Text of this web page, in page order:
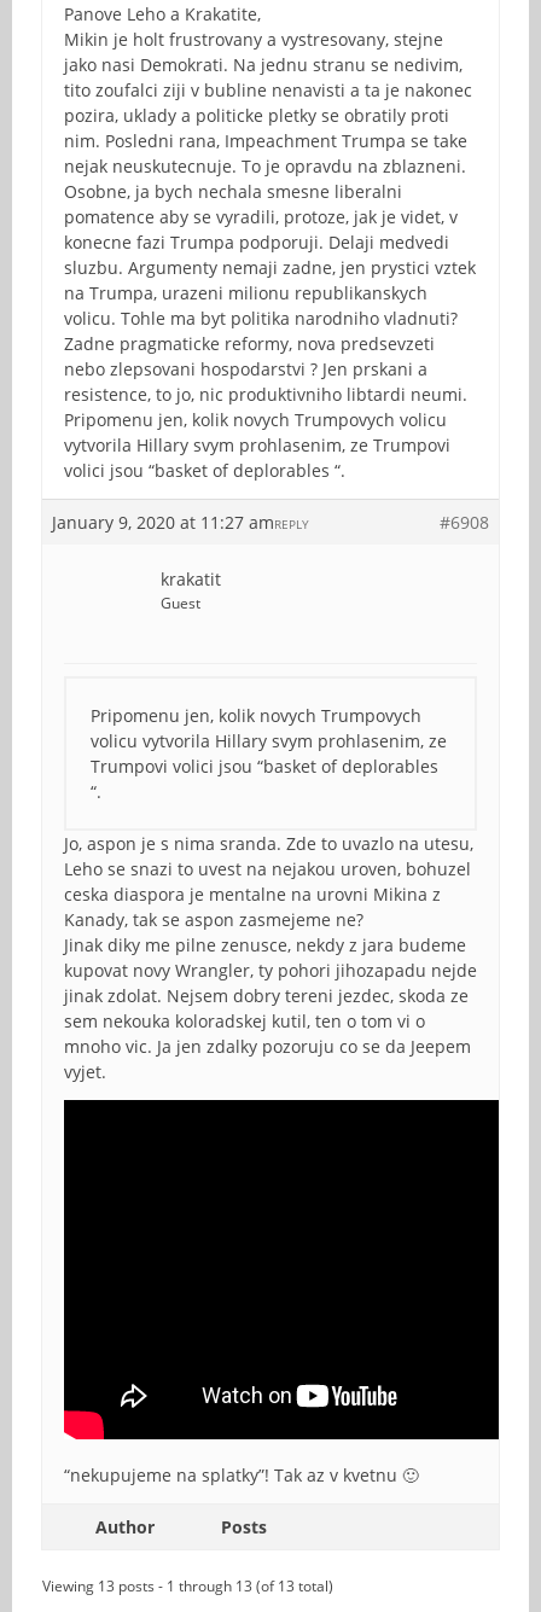
Panove Leho a Krakatite,
Mikin je holt frustrovany a vystresovany, stejne
jako nasi Demokrati. Na jednu stranu se nedivim,
tito zoufalci ziji v bubline nenavisti a ta je nakonec
pozira, uklady a politicke pletky se obratily proti
nim. Posledni rana, Impeachment Trumpa se take
nejak neuskutecnuje. To je opravdu na zblazneni.
Osobne, ja bych nechala smesne liberalni
pomatence aby se vyradili, protoze, jak je videt, v
konecne fazi Trumpa podporuji. Delaji medvedi
sluzbu. Argumenty nemaji zadne, jen prystici vztek
na Trumpa, urazeni milionu republikanskych
volicu. Tohle ma byt politika narodniho vladnuti?
Zadne pragmaticke reformy, nova predsevzeti
nebo zlepsovani hospodarstvi ? Jen prskani a
resistence, to jo, nic produktivniho libtardi neumi.
Pripomenu jen, kolik novych Trumpovych volicu
vytvorila Hillary svym prohlasenim, ze Trumpovi
volici jsou “basket of deplorables “.
January 9, 2020 at 11:27 am #6908
REPLY
krakatit
Guest
Pripomenu jen, kolik novych Trumpovych
volicu vytvorila Hillary svym prohlasenim, ze
Trumpovi volici jsou “basket of deplorables
“.
Jo, aspon je s nima sranda. Zde to uvazlo na utesu,
Leho se snazi to uvest na nejakou uroven, bohuzel
ceska diaspora je mentalne na urovni Mikina z
Kanady, tak se aspon zasmejeme ne?
Jinak diky me pilne zenusce, nekdy z jara budeme
kupovat novy Wrangler, ty pohori jihozapadu nejde
jinak zdolat. Nejsem dobry tereni jezdec, skoda ze
sem nekouka koloradskej kutil, ten o tom vi o
mnoho vic. Ja jen zdalky pozoruju co se da Jeepem
vyjet.
“nekupujeme na splatky”! Tak az v kvetnu 🙂
Author Posts
Viewing 13 posts - 1 through 13 (of 13 total)